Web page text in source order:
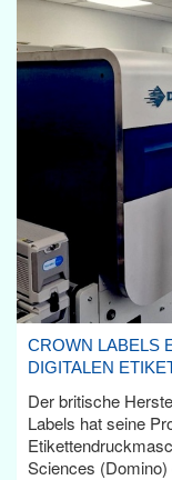
CROWN LABELS
DIGITALEN
Der britische
Labels hat seine
Sciences (Domino)